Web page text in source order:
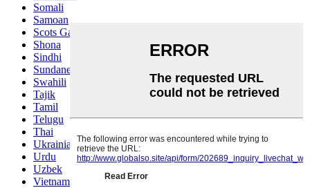
Somali
Samoan
Scots Gaelic
Shona
Sindhi
Sundanese
Swahili
Tajik
Tamil
Telugu
Thai
Ukrainian
Urdu
Uzbek
Vietnamese